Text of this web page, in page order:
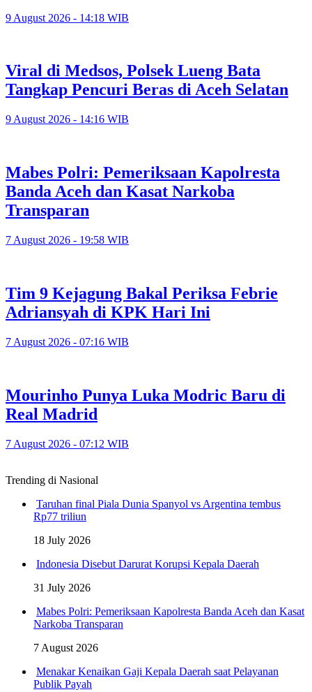
9 August 2026 - 14:18 WIB
Viral di Medsos, Polsek Lueng Bata
Tangkap Pencuri Beras di Aceh Selatan
9 August 2026 - 14:16 WIB
Mabes Polri: Pemeriksaan Kapolresta
Banda Aceh dan Kasat Narkoba
Transparan
7 August 2026 - 19:58 WIB
Tim 9 Kejagung Bakal Periksa Febrie
Adriansyah di KPK Hari Ini
7 August 2026 - 07:16 WIB
Mourinho Punya Luka Modric Baru di
Real Madrid
7 August 2026 - 07:12 WIB
Trending di Nasional
Taruhan final Piala Dunia Spanyol vs Argentina tembus
Rp77 triliun
18 July 2026
Indonesia Disebut Darurat Korupsi Kepala Daerah
31 July 2026
Mabes Polri: Pemeriksaan Kapolresta Banda Aceh dan Kasat
Narkoba Transparan
7 August 2026
Menakar Kenaikan Gaji Kepala Daerah saat Pelayanan
Publik Payah